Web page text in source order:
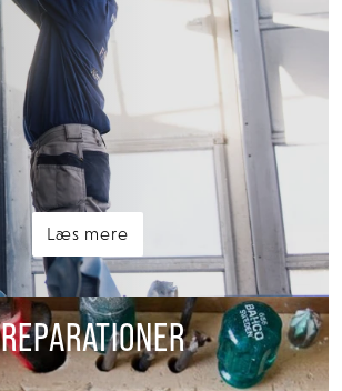
Læs mere
REPARATIONER